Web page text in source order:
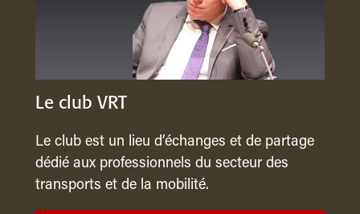
Le club VRT
Le club est un lieu d’échanges et de partage
dédié aux professionnels du secteur des
transports et de la mobilité.